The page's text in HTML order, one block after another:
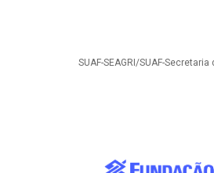
SUAF-SEAGRI/SUAF-